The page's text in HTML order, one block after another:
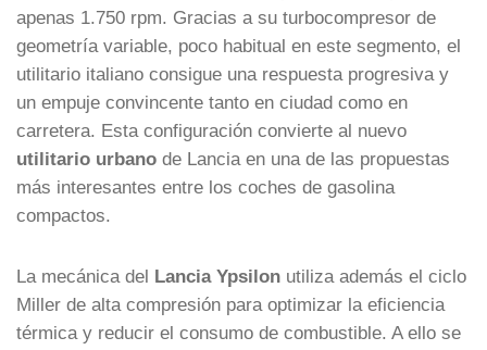
apenas 1.750 rpm. Gracias a su turbocompresor de
geometría variable, poco habitual en este segmento, el
utilitario italiano consigue una respuesta progresiva y
un empuje convincente tanto en ciudad como en
carretera. Esta configuración convierte al nuevo
utilitario urbano de Lancia en una de las propuestas
más interesantes entre los coches de gasolina
compactos.
La mecánica del Lancia Ypsilon utiliza además el ciclo
Miller de alta compresión para optimizar la eficiencia
térmica y reducir el consumo de combustible. A ello se